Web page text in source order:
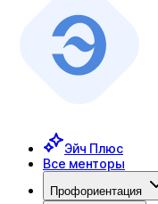
Эйч Плюс
Все менторы
Профориентация